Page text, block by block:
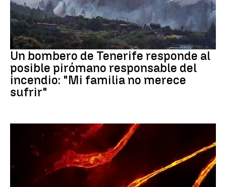
Incendios
Un bombero de Tenerife responde al
posible pirómano responsable del
incendio: "Mi familia no merece
sufrir"